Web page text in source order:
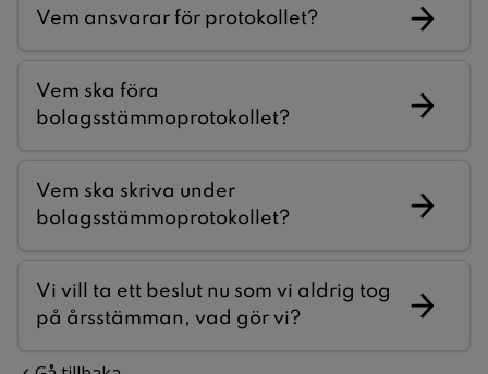
Vem ansvarar för protokollet?
Vem ska föra
bolagsstämmoprotokollet?
Vem ska skriva under
bolagsstämmoprotokollet?
Vi vill ta ett beslut nu som vi aldrig tog
på årsstämman, vad gör vi?